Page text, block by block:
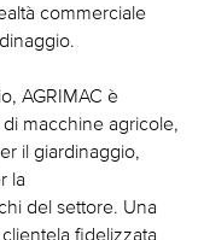
commerciale
AGRIMAC è
macchine agricole,
il giardinaggio,
la
del settore. Una
fidelizzata